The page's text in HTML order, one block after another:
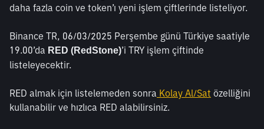
daha fazla coin ve token’ı yeni işlem çiftlerinde listeliyor.
Binance TR, 06/03/2025 Perşembe günü Türkiye saatiyle
19.00’da RED (RedStone)’i TRY işlem çiftinde
listeleyecektir.
RED almak için listelemeden sonra Kolay Al/Sat özelliğini
kullanabilir ve hızlıca RED alabilirsiniz.